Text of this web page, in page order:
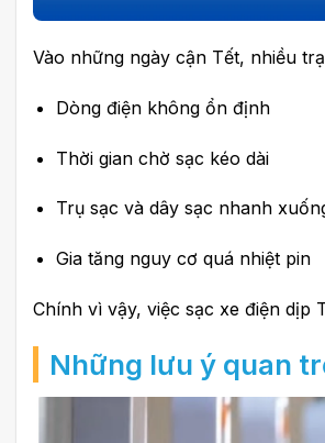
Vào những ngày cận Tết, nhiều
Dòng điện không ổn định
Thời gian chờ sạc kéo dài
Trụ sạc và dây sạc nhanh
Gia tăng nguy cơ quá nhiệt pin
Chính vì vậy, việc sạc xe điện dịp
Những lưu ý quan